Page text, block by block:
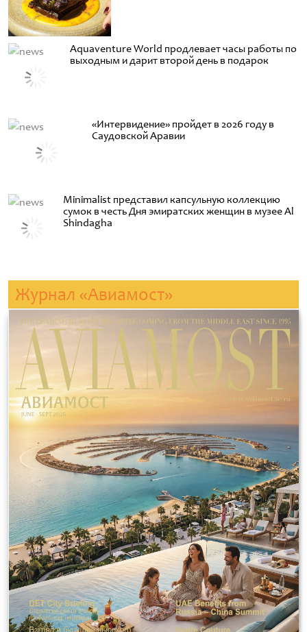
Aquaventure World продлевает часы работы по
выходным и дарит второй день в подарок
«Интервидение» пройдет в 2026 году в
Саудовской Аравии
Minimalist представил капсульную коллекцию
сумок в честь Дня эмиратских женщин в музее Al
Shindagha
Журнал «Авиамост»